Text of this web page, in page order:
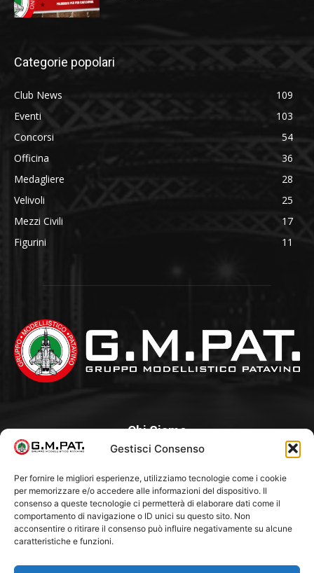
Gestisci Consenso
Per fornire le migliori esperienze, utilizziamo tecnologie come i cookie
per memorizzare e/o accedere alle informazioni del dispositivo. Il
consenso a queste tecnologie ci permetterà di elaborare dati come il
comportamento di navigazione o ID unici su questo sito. Non
acconsentire o ritirare il consenso può influire negativamente su alcune
caratteristiche e funzioni.
Categorie popolari
Club News
109
Eventi
103
Concorsi
54
Officina
36
Medagliere
28
Velivoli
25
Mezzi Civili
17
Figurini
11
Chi Siamo
l’intento di creare a Padova un punto di aggregazione e di
riferimento per l’hobby del modellismo statico. Tra i Soci
“fondatori” ci sono Franco Callegari e Gianni Besenzon.
Seguici Su